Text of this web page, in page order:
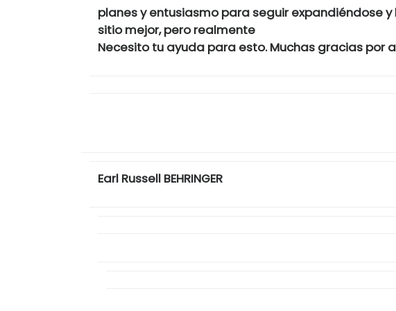
planes y entusiasmo para seguir expandiéndose
sitio mejor, pero realmente
Necesito tu ayuda para esto. Muchas gracias por
Earl Russell BEHRINGER